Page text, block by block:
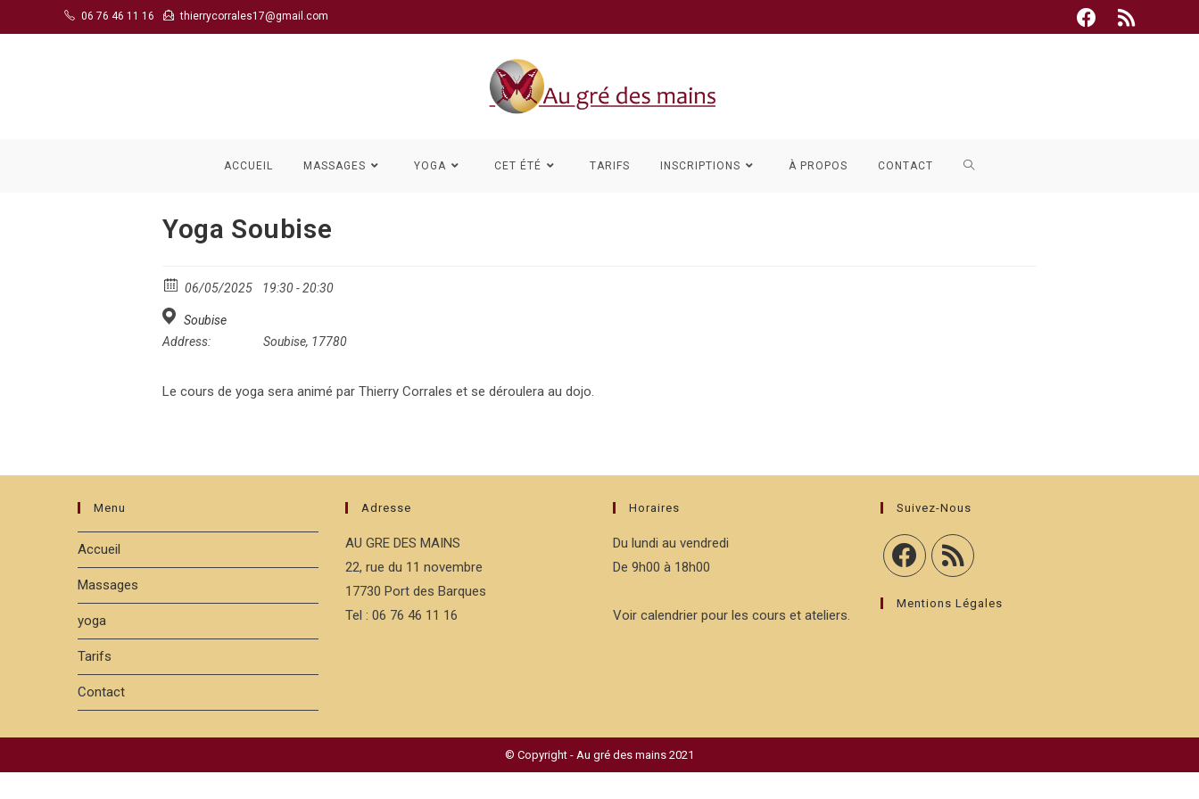
to
06 76 46 11 16 thierrycorrales17@gmail.com
ACCUEIL MASSAGES YOGA CET ÉTÉ TARIFS INSCRIPTIONS À PROPOS CONTACT TOGGLE
Yoga Soubise
06/05/2025 19:30 - 20:30
Soubise
Address:
Soubise, 17780
Le cours de yoga sera animé par Thierry Corrales et se déroulera au dojo.
Menu
Accueil
Massages
yoga
Tarifs
Contact
Adresse
AU GRE DES MAINS
22, rue du 11 novembre
17730 Port des Barques
Tel : 06 76 46 11 16
Horaires
Du lundi au vendredi
De 9h00 à 18h00
Voir calendrier pour les cours et ateliers.
Suivez-Nous
Mentions Légales
© Copyright - Au gré des mains 2021